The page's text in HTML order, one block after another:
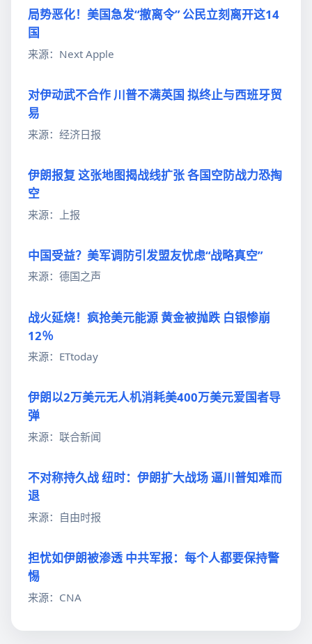
局势恶化！美国急发“撤离令” 公民立刻离开这14
国
来源：Next Apple
对伊动武不合作 川普不满英国 拟终止与西班牙贸
易
来源：经济日报
伊朗报复 这张地图揭战线扩张 各国空防战力恐掏
空
来源：上报
中国受益？美军调防引发盟友忧虑“战略真空”
来源：德国之声
战火延烧！疯抢美元能源 黄金被抛跌 白银惨崩
12％
来源：ETtoday
伊朗以2万美元无人机消耗美400万美元爱国者导
弹
来源：联合新闻
不对称持久战 纽时：伊朗扩大战场 逼川普知难而
退
来源：自由时报
担忧如伊朗被渗透 中共军报：每个人都要保持警
惕
来源：CNA